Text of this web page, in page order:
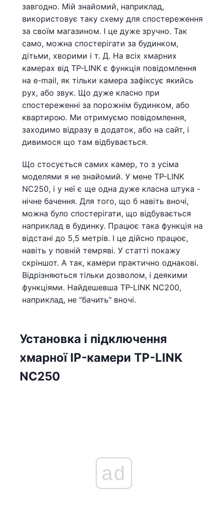
завгодно. Мій знайомий, наприклад,
використовує таку схему для спостереження
за своїм магазином. І це дуже зручно. Так
само, можна спостерігати за будинком,
дітьми, хворими і т. Д. На всіх хмарних
камерах від TP-LINK є функція повідомлення
на e-mail, як тільки камера зафіксує якийсь
рух, або звук. Що дуже класно при
спостереженні за порожнім будинком, або
квартирою. Ми отримуємо повідомлення,
заходимо відразу в додаток, або на сайт, і
дивимося що там відбувається.
Що стосується самих камер, то з усіма
моделями я не знайомий. У мене TP-LINK
NC250, і у неї є ще одна дуже класна штука -
нічне бачення. Для того, що б навіть вночі,
можна було спостерігати, що відбувається
наприклад в будинку. Працює така функція на
відстані до 5,5 метрів. І це дійсно працює,
навіть у повній темряві. У статті покажу
скріншот. А так, камери практично однакові.
Відрізняються тільки дозволом, і деякими
функціями. Найдешевша TP-LINK NC200,
наприклад, не "бачить" вночі.
Установка і підключення
хмарної IP-камери TP-LINK
NC250
ad